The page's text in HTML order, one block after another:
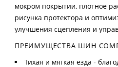
мокром покрытии, плотное
рисунка протектора и
улучшения сцепления и
ПРЕИМУЩЕСТВА ШИН
Тихая и мягкая езда -